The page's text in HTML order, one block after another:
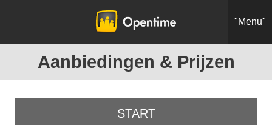
"Menu"
Aanbiedingen & Prijzen
START